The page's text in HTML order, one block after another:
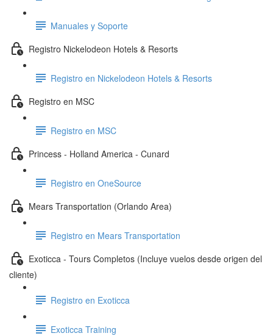
Manuales y Soporte
Registro Nickelodeon Hotels & Resorts
Registro en Nickelodeon Hotels & Resorts
Registro en MSC
Registro en MSC
Princess - Holland America - Cunard
Registro en OneSource
Mears Transportation (Orlando Area)
Registro en Mears Transportation
Exoticca - Tours Completos (Incluye vuelos desde origen del
cliente)
Registro en Exoticca
Exoticca Training